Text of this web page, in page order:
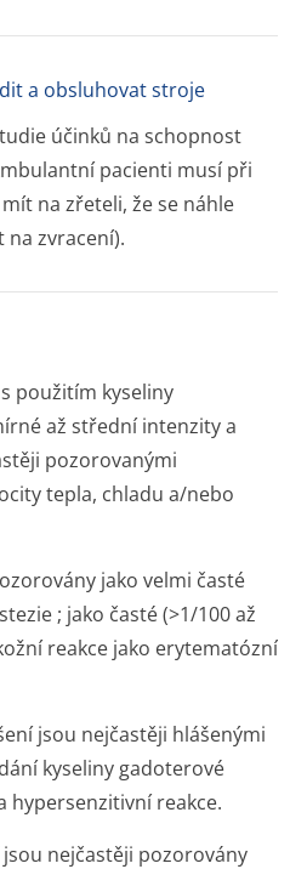
a obsluhovat stroje
účinků na schopnost
pacienti musí při
na zřeteli, že se náhle
na zvracení).
použitím kyseliny
až střední intenzity a
pozorovanými
tepla, chladu a/nebo
jako velmi časté
; jako časté (>1/100 až
reakce jako erytematózní
jsou nejčastěji hlášenými
kyseliny gadoterové
hypersenzitivní reakce.
nejčastěji pozorovány